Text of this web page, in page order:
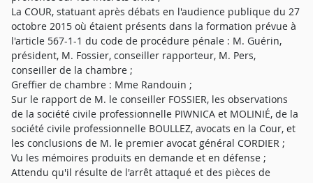
La COUR, statuant après débats en l'audience publique du 27
octobre 2015 où étaient présents dans la formation prévue à
l'article 567-1-1 du code de procédure pénale : M. Guérin,
président, M. Fossier, conseiller rapporteur, M. Pers,
conseiller de la chambre ;
Greffier de chambre : Mme Randouin ;
Sur le rapport de M. le conseiller FOSSIER, les observations
de la société civile professionnelle PIWNICA et MOLINIÉ, de la
société civile professionnelle BOULLEZ, avocats en la Cour, et
les conclusions de M. le premier avocat général CORDIER ;
Vu les mémoires produits en demande et en défense ;
Attendu qu'il résulte de l'arrêt attaqué et des pièces de